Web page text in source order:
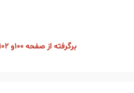
برگرفته از صفحه 100و 102 کتاب